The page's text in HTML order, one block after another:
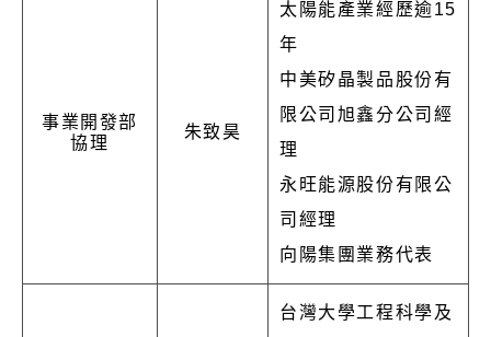
事業開發部
協理
朱致昊
太陽能產業經歷逾15
年
中美矽晶製品股份有
限公司旭鑫分公司經
理
永旺能源股份有限公
司經理
向陽集團業務代表
台灣大學工程科學及